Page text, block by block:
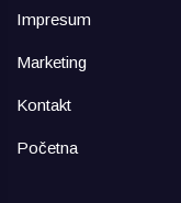
Impresum
Marketing
Kontakt
Početna